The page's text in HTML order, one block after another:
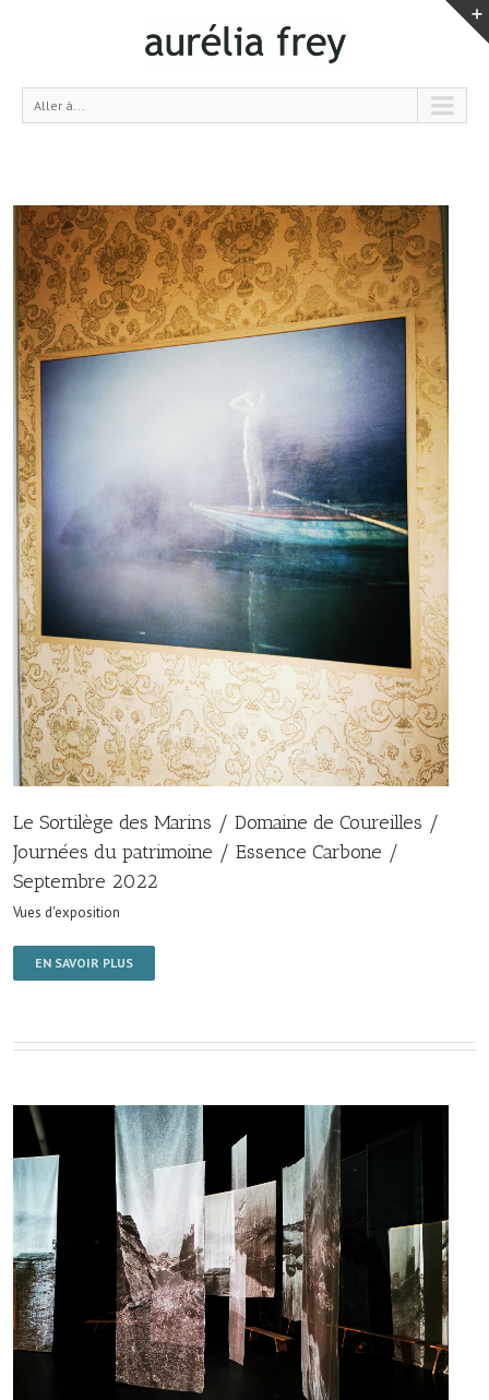
Aller à...
Le Sortilège des Marins / Domaine de Coureilles /
Journées du patrimoine / Essence Carbone /
Septembre 2022
Vues d'exposition
EN SAVOIR PLUS